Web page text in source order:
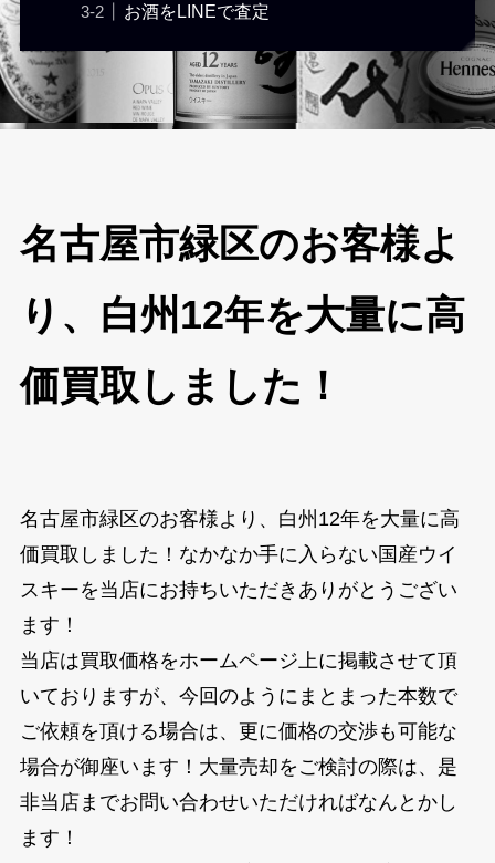
お酒をLINEで査定
名古屋市緑区のお客様よ
り、白州12年を大量に高
価買取しました！
名古屋市緑区のお客様より、白州12年を大量に高
価買取しました！なかなか手に入らない国産ウイ
スキーを当店にお持ちいただきありがとうござい
ます！
当店は買取価格をホームページ上に掲載させて頂
いておりますが、今回のようにまとまった本数で
ご依頼を頂ける場合は、更に価格の交渉も可能な
場合が御座います！大量売却をご検討の際は、是
非当店までお問い合わせいただければなんとかし
ます！